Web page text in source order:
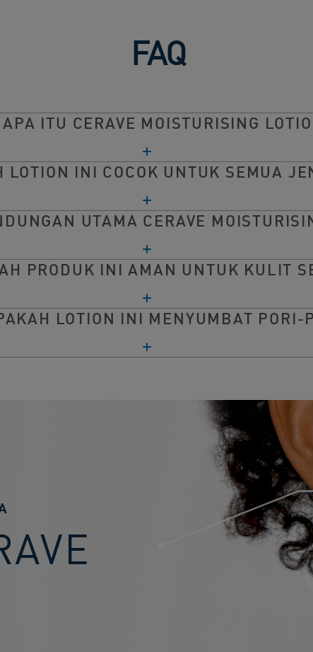
FAQ
ITU CERAVE MOISTURISING
LOTION INI COCOK UNTUK SEMUA
UTAMA CERAVE
PRODUK INI AMAN UNTUK KULIT
LOTION INI MENYUMBAT PORI-